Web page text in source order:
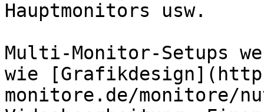
Hauptmonitors usw.
Multi-Monitor-Setups
wie
monitore.de/monitore/